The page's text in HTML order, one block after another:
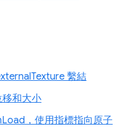
繫結
和大小
，使用指標指向原子